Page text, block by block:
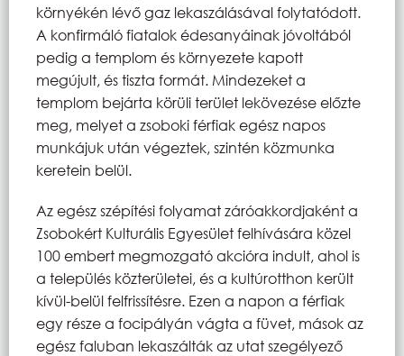
környékén lévő gaz lekaszálásával folytatódott.
A konfirmáló fiatalok édesanyáinak jóvoltából
pedig a templom és környezete kapott
megújult, és tiszta formát. Mindezeket a
templom bejárta körüli terület lekövezése előzte
meg, melyet a zsoboki férfiak egész napos
munkájuk után végeztek, szintén közmunka
keretein belül.
Az egész szépítési folyamat záróakkordjaként a
Zsobokért Kulturális Egyesület felhívására közel
100 embert megmozgató akcióra indult, ahol is
a település közterületei, és a kultúrotthon került
kívül-belül felfrissítésre. Ezen a napon a férfiak
egy része a focipályán vágta a füvet, mások az
egész faluban lekaszálták az utat szegélyező